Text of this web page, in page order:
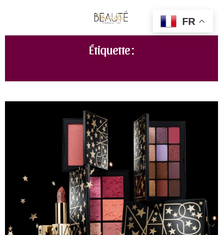
Étiquette :
FR